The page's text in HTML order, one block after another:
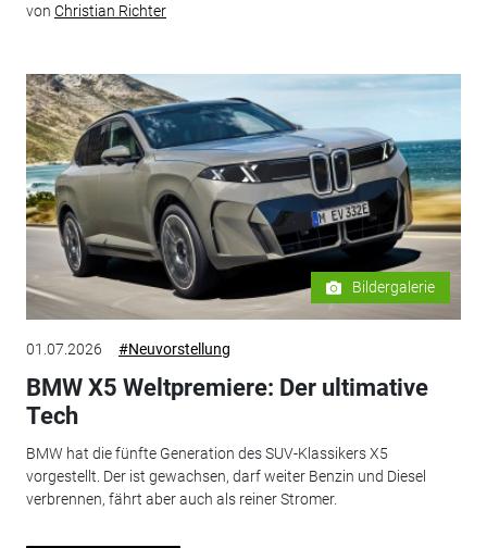
von Christian Richter
Bildergalerie
01.07.2026 #Neuvorstellung
BMW X5 Weltpremiere: Der ultimative
Tech
BMW hat die fünfte Generation des SUV-Klassikers X5
vorgestellt. Der ist gewachsen, darf weiter Benzin und Diesel
verbrennen, fährt aber auch als reiner Stromer.